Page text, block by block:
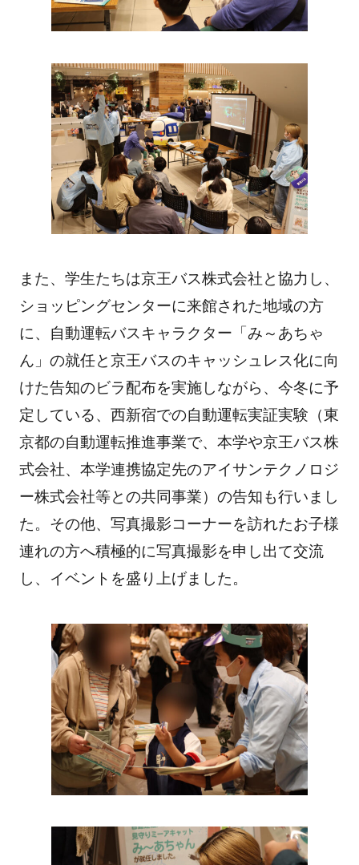
また、学生たちは京王バス株式会社と協力し、
ショッピングセンターに来館された地域の方
に、自動運転バスキャラクター「み～あちゃ
ん」の就任と京王バスのキャッシュレス化に向
けた告知のビラ配布を実施しながら、今冬に予
定している、西新宿での自動運転実証実験（東
京都の自動運転推進事業で、本学や京王バス株
式会社、本学連携協定先のアイサンテクノロジ
ー株式会社等との共同事業）の告知も行いまし
た。その他、写真撮影コーナーを訪れたお子様
連れの方へ積極的に写真撮影を申し出て交流
し、イベントを盛り上げました。